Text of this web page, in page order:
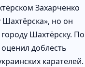
Захарченко
но он
Шахтёрску. По
доблесть
карателей.